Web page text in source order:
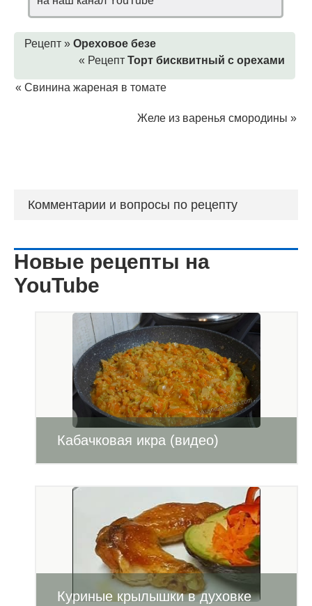
Рецепт » Ореховое безе
« Рецепт Торт бисквитный с орехами
« Свинина жареная в томате
Желе из варенья смородины »
Комментарии и вопросы по рецепту
Новые рецепты на
YouTube
Кабачковая икра (видео)
Куриные крылышки в духовке